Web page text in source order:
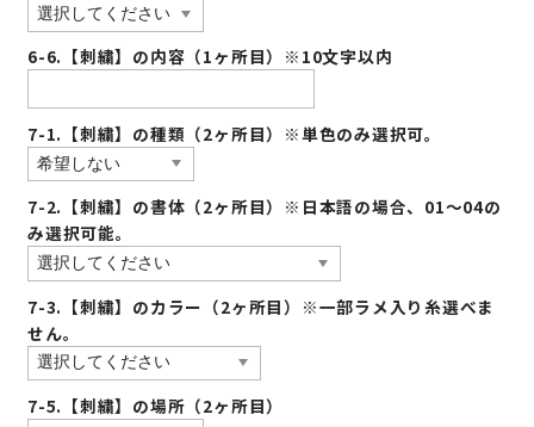
6-6.【刺繍】の内容（1ヶ所目）※10文字以内
7-1.【刺繍】の種類（2ヶ所目）※単色のみ選択可。
7-2.【刺繍】の書体（2ヶ所目）※日本語の場合、01〜04の
み選択可能。
7-3.【刺繍】のカラー（2ヶ所目）※一部ラメ入り糸選べま
せん。
7-5.【刺繍】の場所（2ヶ所目）